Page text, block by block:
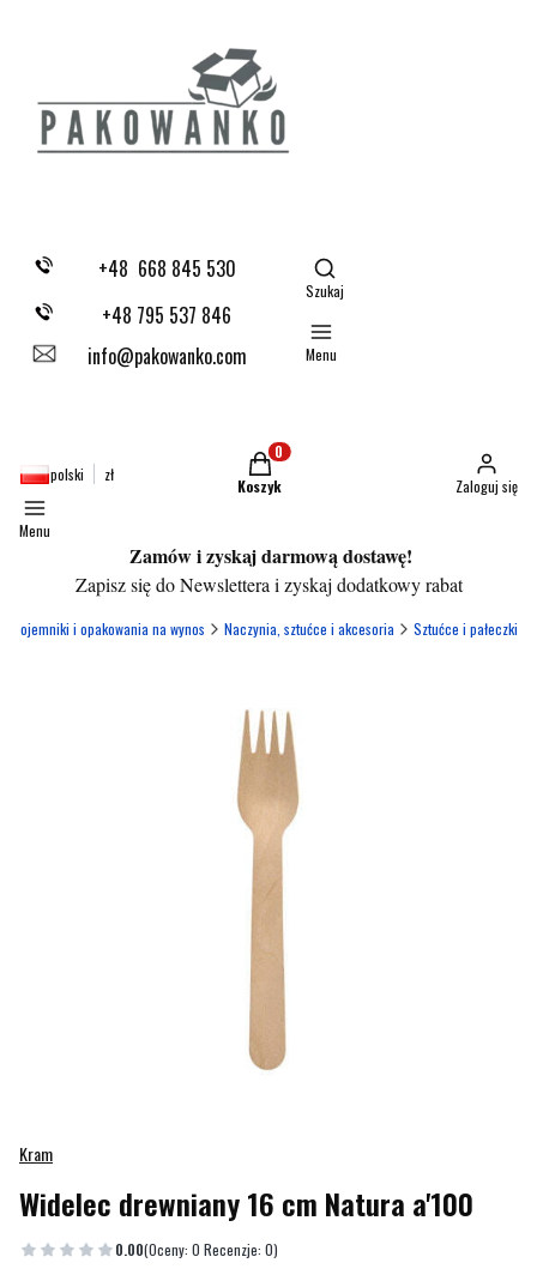
+48 668 845 530
+48 795 537 846
info@pakowanko.com
Otwórz wyszukiwarkę
Szukaj
Menu
polski zł Produkty w koszyku: 0. Zobacz szczegóły
Koszyk Zaloguj się
Menu
Zamów i zyskaj darmową dostawę!
Zapisz się do Newslettera i zyskaj dodatkowy rabat
- pojemniki i opakowania na wynos Naczynia, sztućce i akcesoria Sztućce i pałeczki
Kram
Widelec drewniany 16 cm Natura a'100
0.00(Oceny: 0 Recenzje: 0)